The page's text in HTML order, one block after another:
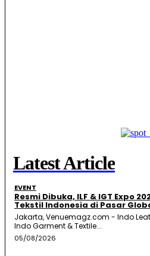
Latest Article
EVENT
Resmi Dibuka, ILF & IGT Expo
Tekstil Indonesia di Pasar
Jakarta, Venuemagz.com - Indo
Indo Garment & Textile...
05/08/2026